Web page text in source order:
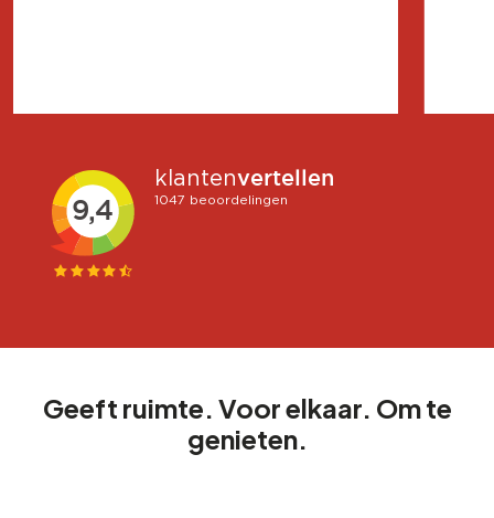
Geeft ruimte. Voor elkaar. Om te
genieten.